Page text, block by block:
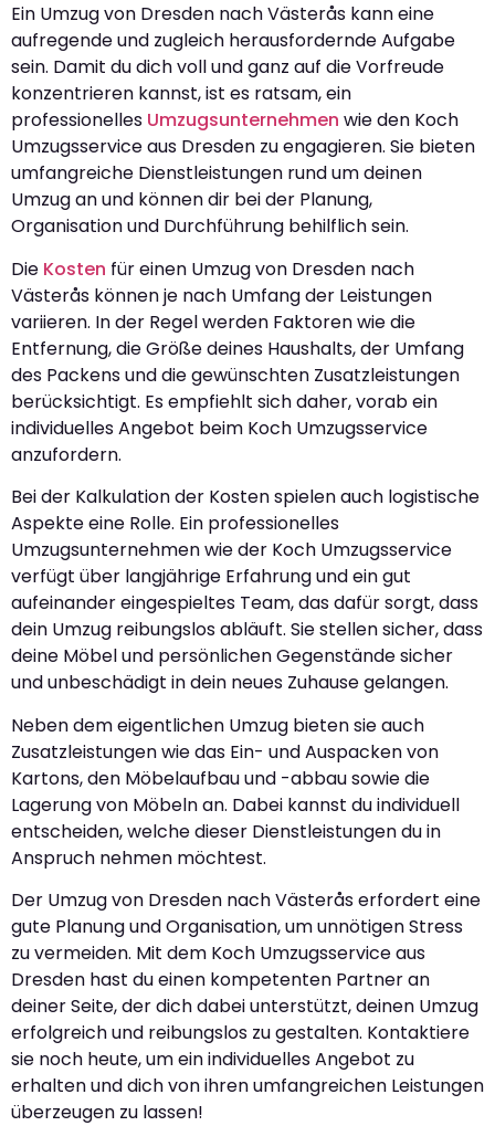
Ein Umzug von Dresden nach Västerås kann eine
aufregende und zugleich herausfordernde Aufgabe
sein. Damit du dich voll und ganz auf die Vorfreude
konzentrieren kannst, ist es ratsam, ein
professionelles Umzugsunternehmen wie den Koch
Umzugsservice aus Dresden zu engagieren. Sie bieten
umfangreiche Dienstleistungen rund um deinen
Umzug an und können dir bei der Planung,
Organisation und Durchführung behilflich sein.
Die Kosten für einen Umzug von Dresden nach
Västerås können je nach Umfang der Leistungen
variieren. In der Regel werden Faktoren wie die
Entfernung, die Größe deines Haushalts, der Umfang
des Packens und die gewünschten Zusatzleistungen
berücksichtigt. Es empfiehlt sich daher, vorab ein
individuelles Angebot beim Koch Umzugsservice
anzufordern.
Bei der Kalkulation der Kosten spielen auch logistische
Aspekte eine Rolle. Ein professionelles
Umzugsunternehmen wie der Koch Umzugsservice
verfügt über langjährige Erfahrung und ein gut
aufeinander eingespieltes Team, das dafür sorgt, dass
dein Umzug reibungslos abläuft. Sie stellen sicher, dass
deine Möbel und persönlichen Gegenstände sicher
und unbeschädigt in dein neues Zuhause gelangen.
Neben dem eigentlichen Umzug bieten sie auch
Zusatzleistungen wie das Ein- und Auspacken von
Kartons, den Möbelaufbau und -abbau sowie die
Lagerung von Möbeln an. Dabei kannst du individuell
entscheiden, welche dieser Dienstleistungen du in
Anspruch nehmen möchtest.
Der Umzug von Dresden nach Västerås erfordert eine
gute Planung und Organisation, um unnötigen Stress
zu vermeiden. Mit dem Koch Umzugsservice aus
Dresden hast du einen kompetenten Partner an
deiner Seite, der dich dabei unterstützt, deinen Umzug
erfolgreich und reibungslos zu gestalten. Kontaktiere
sie noch heute, um ein individuelles Angebot zu
erhalten und dich von ihren umfangreichen Leistungen
überzeugen zu lassen!